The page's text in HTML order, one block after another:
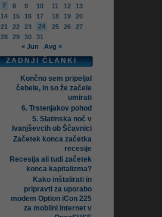
7
8 9 10 11 12
13
14
15 16 17 18 19
20
21
22 23 24 25 26
27
28
29 30
31
« Jun
Avg »
ZADNJI ČLANKI
Končno sem pripeljal
čebele, in so že začele
umirati
6. Trstenjakov pohod
5. Slatinska noč v
Ivanjševcih ob Ščavnici
Začetek konca začetka
recesije
Recesija ali tudi začetek
konca kapitalizma?
Kako inštalirati in
pripravti za uporabo
modem Option iCon 225
za mobilni internet v